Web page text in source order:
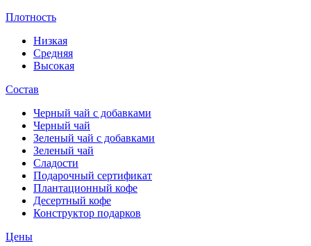
Плотность
Низкая
Средняя
Высокая
Состав
Черный чай с добавками
Черный чай
Зеленый чай с добавками
Зеленый чай
Сладости
Подарочный сертификат
Плантационный кофе
Десертный кофе
Конструктор подарков
Цены